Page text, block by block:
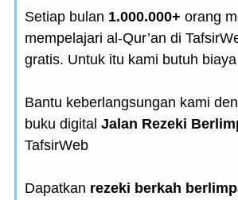
Setiap bulan 1.000.000+ orang
mempelajari al-Qur’an di
gratis. Untuk itu kami butuh
Bantu keberlangsungan kami
buku digital Jalan Rezeki
TafsirWeb
Dapatkan rezeki berkah